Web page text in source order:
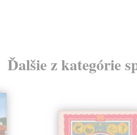
Ďalšie z kategórie